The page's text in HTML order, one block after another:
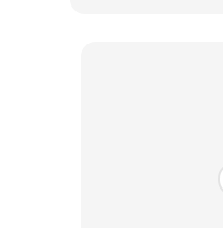
Kandungan bahan
sebiji buah timun